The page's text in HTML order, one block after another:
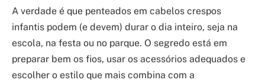
A verdade é que penteados em cabelos crespos
infantis podem (e devem) durar o dia inteiro, seja na
escola, na festa ou no parque. O segredo está em
preparar bem os fios, usar os acessórios adequados e
escolher o estilo que mais combina com a